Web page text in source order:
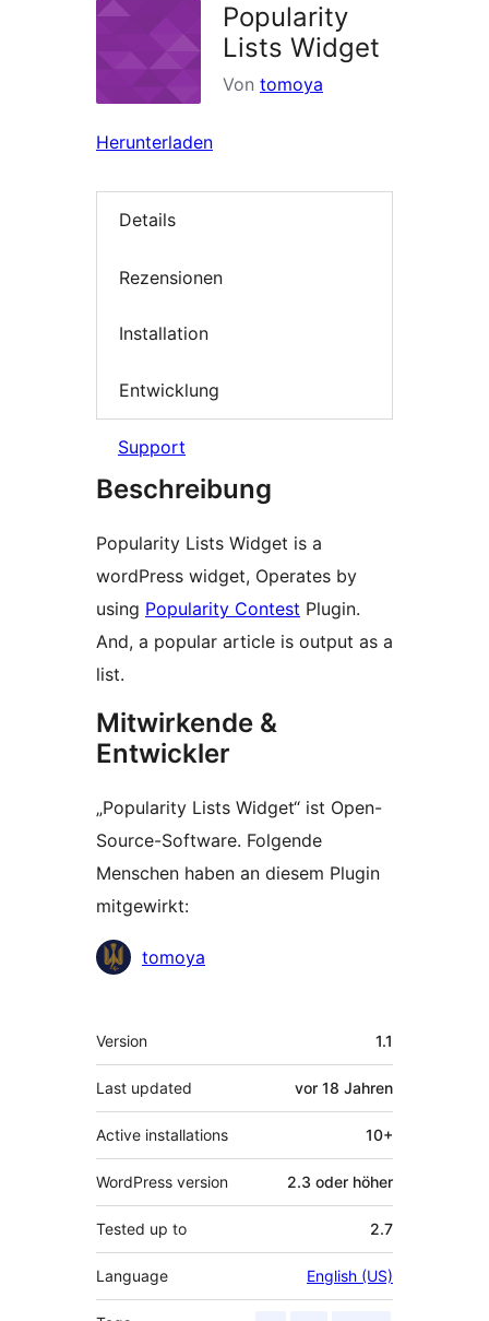
Popularity
Lists Widget
Von tomoya
Herunterladen
Details
Rezensionen
Installation
Entwicklung
Support
Beschreibung
Popularity Lists Widget is a
wordPress widget, Operates by
using Popularity Contest Plugin.
And, a popular article is output as a
list.
Mitwirkende &
Entwickler
„Popularity Lists Widget“ ist Open-
Source-Software. Folgende
Menschen haben an diesem Plugin
mitgewirkt:
Mitwirkende
tomoya
Meta
Version 1.1
Last updated vor 18 Jahren
Active installations 10+
WordPress version 2.3 oder höher
Tested up to 2.7
Language English (US)